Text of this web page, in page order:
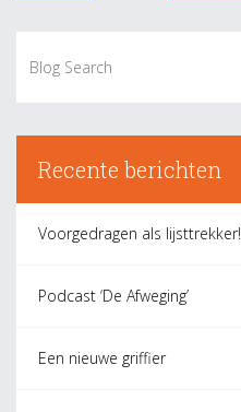
Recente berichten
Voorgedragen als lijsttrekker!
Podcast ‘De Afweging’
Een nieuwe griffier